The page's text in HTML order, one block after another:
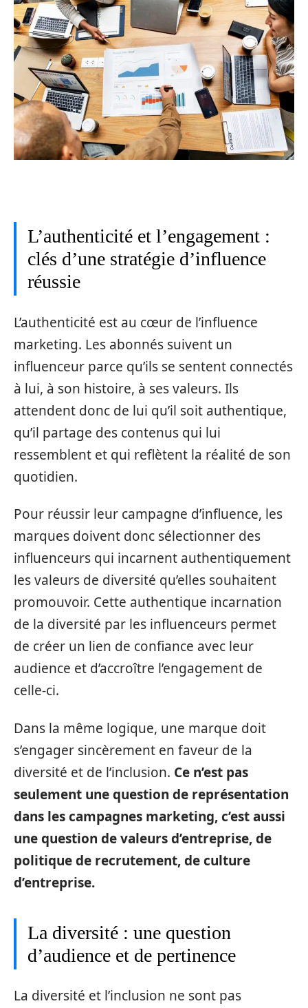
L’authenticité et l’engagement :
clés d’une stratégie d’influence
réussie
L’authenticité est au cœur de l’influence
marketing. Les abonnés suivent un
influenceur parce qu’ils se sentent connectés
à lui, à son histoire, à ses valeurs. Ils
attendent donc de lui qu’il soit authentique,
qu’il partage des contenus qui lui
ressemblent et qui reflètent la réalité de son
quotidien.
Pour réussir leur campagne d’influence, les
marques doivent donc sélectionner des
influenceurs qui incarnent authentiquement
les valeurs de diversité qu’elles souhaitent
promouvoir. Cette authentique incarnation
de la diversité par les influenceurs permet
de créer un lien de confiance avec leur
audience et d’accroître l’engagement de
celle-ci.
Dans la même logique, une marque doit
s’engager sincèrement en faveur de la
diversité et de l’inclusion. Ce n’est pas
seulement une question de représentation
dans les campagnes marketing, c’est aussi
une question de valeurs d’entreprise, de
politique de recrutement, de culture
d’entreprise.
La diversité : une question
d’audience et de pertinence
La diversité et l’inclusion ne sont pas